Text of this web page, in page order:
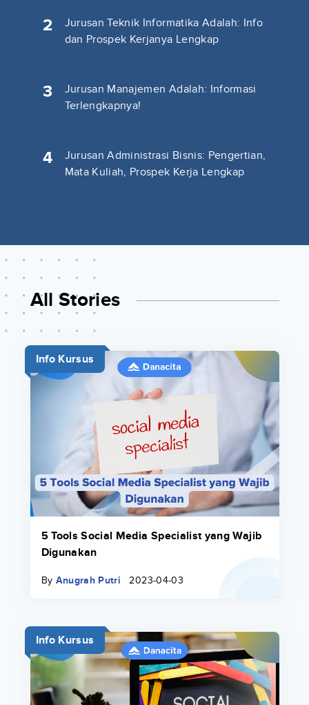
2
Jurusan Teknik Informatika Adalah: Info
dan Prospek Kerjanya Lengkap
3
Jurusan Manajemen Adalah: Informasi
Terlengkapnya!
4
Jurusan Administrasi Bisnis: Pengertian,
Mata Kuliah, Prospek Kerja Lengkap
All Stories
Info Kursus
5 Tools Social Media Specialist yang Wajib
Digunakan
By Anugrah Putri 2023-04-03
Info Kursus